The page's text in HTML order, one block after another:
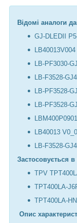
Відомі аналоги
GJ-DLEDII
LB40013V004
LB-PF3030-
LB-F3528-
LB-PF3528-
LB-PF3528-
LB40013
LB-F3528-
Застосовується
TPV
TPT400LA-
TPT400LA-
Опис